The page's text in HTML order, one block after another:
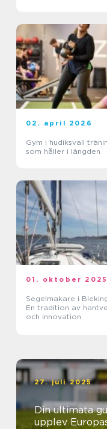
02. april 2026
Gym i hudiksvall träning
som håller i längden
01. oktober 2025
Segelmakare i
En tradition av
och innovation
27. juli 2025
Din ultimata
upplev